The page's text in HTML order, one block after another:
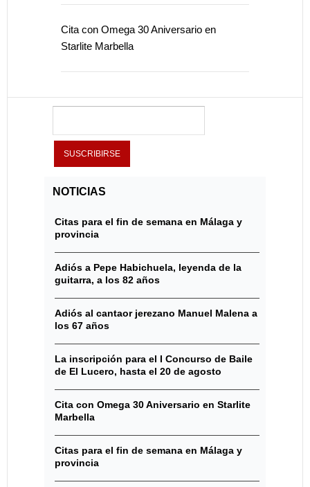
Cita con Omega 30 Aniversario en
Starlite Marbella
NOTICIAS
Citas para el fin de semana en Málaga y
provincia
Adiós a Pepe Habichuela, leyenda de la
guitarra, a los 82 años
Adiós al cantaor jerezano Manuel Malena a
los 67 años
La inscripción para el I Concurso de Baile
de El Lucero, hasta el 20 de agosto
Cita con Omega 30 Aniversario en Starlite
Marbella
Citas para el fin de semana en Málaga y
provincia